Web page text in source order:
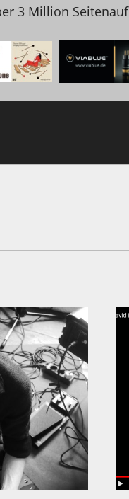
3 Million